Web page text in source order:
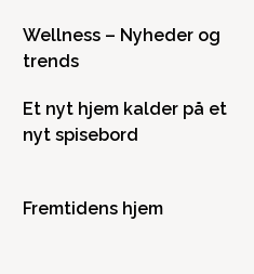
Wellness – Nyheder og
trends
Et nyt hjem kalder på et
nyt spisebord
Fremtidens hjem